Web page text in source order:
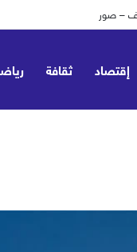
إقتصاد ثقافة